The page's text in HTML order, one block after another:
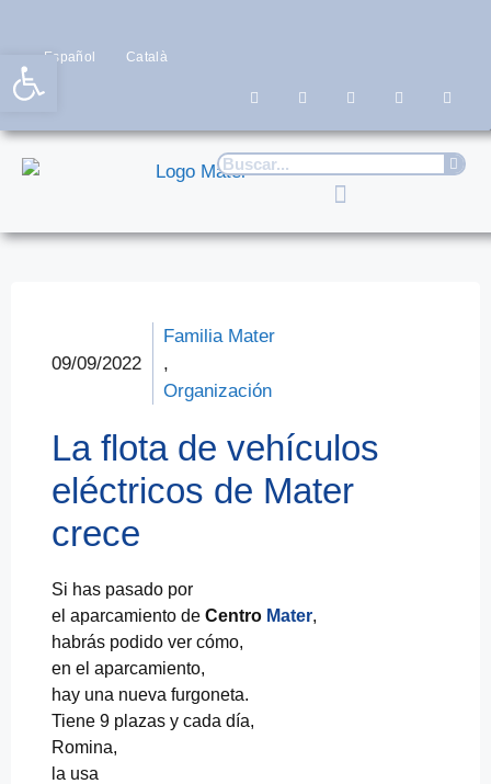
Español Català
09/09/2022
Familia Mater
,
Organización
La flota de vehículos
eléctricos de Mater
crece
Si has pasado por
el aparcamiento de Centro Mater,
habrás podido ver cómo,
en el aparcamiento,
hay una nueva furgoneta.
Tiene 9 plazas y cada día,
Romina,
la usa
Abrir barra de herramientas